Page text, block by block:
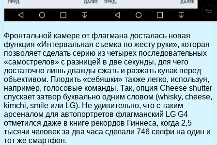
Фронтальной камере от флагмана досталась новая
функция «Интервальная съемка по жесту руки», которая
позволяет сделать серию из четырех последовательных
«самострелов» с разницей в две секунды, для чего
достаточно лишь дважды сжать и разжать кулак перед
объективом. Плодить «себяшки» также легко, используя,
например, голосовые команды. Так, опция Cheese shutter
спускает затвор буквально одним словом (whisky, cheese,
kimchi, smile или LG). Не удивительно, что с таким
арсеналом для автопортретов флагманский LG G4
отметился даже в книге рекордов Гиннеса, когда 2,5
тысячи человек за два часа сделали 746 селфи на один и
тот же смартфон.